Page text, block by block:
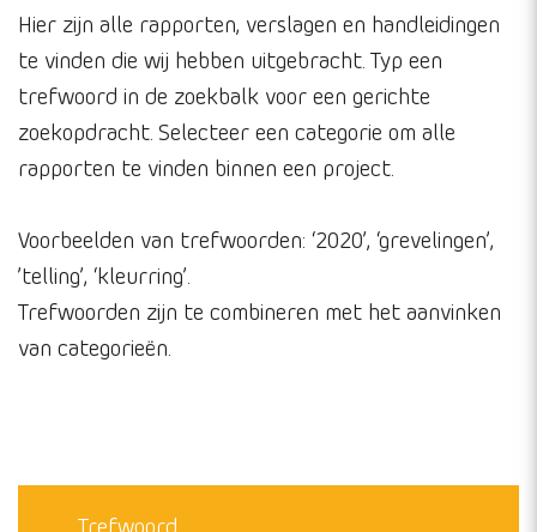
Hier zijn alle rapporten, verslagen en handleidingen
te vinden die wij hebben uitgebracht. Typ een
trefwoord in de zoekbalk voor een gerichte
zoekopdracht. Selecteer een categorie om alle
rapporten te vinden binnen een project.
Voorbeelden van trefwoorden: ‘2020’, ‘grevelingen’,
’telling’, ‘kleurring’.
Trefwoorden zijn te combineren met het aanvinken
van categorieën.
Trefwoord